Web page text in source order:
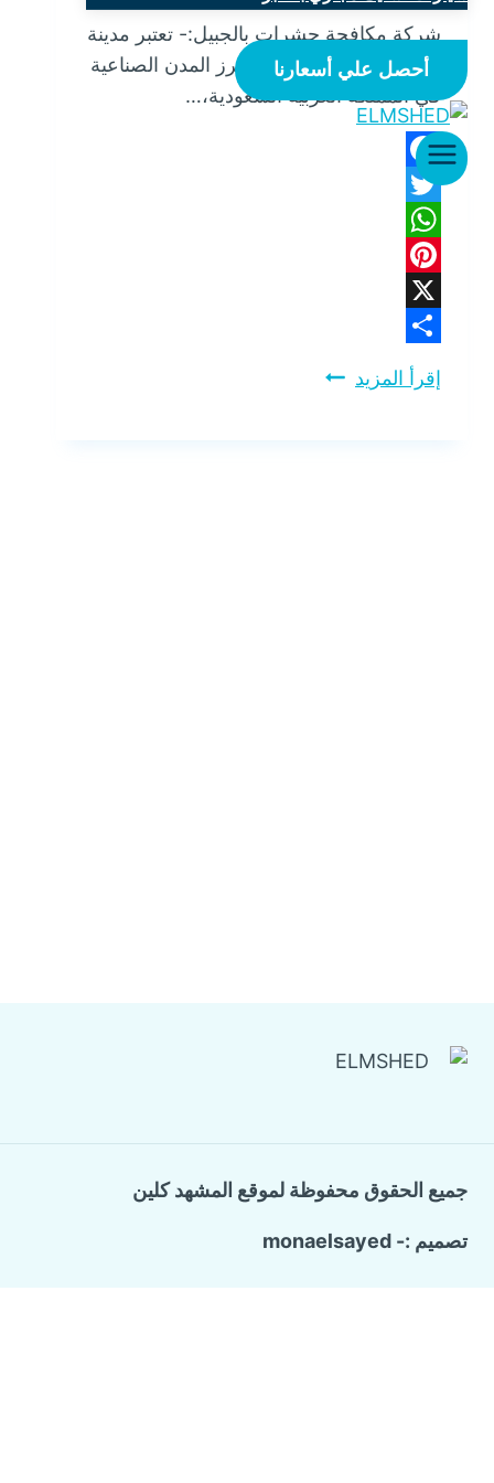
أحصل علي أسعارنا
شركة مكافحة حشرات بالجبيل:- تعتبر مدينة
الجبيل، كونها واحدة من أبرز المدن الصناعية
في المملكة العربية السعودية،…
Facebook
Twitter
WhatsApp
Pinterest
X
Share
إقرأ المزيد شركة
جميع الحقوق محفوظة لموقع المشهد كلين
تصميم :- monaelsayed